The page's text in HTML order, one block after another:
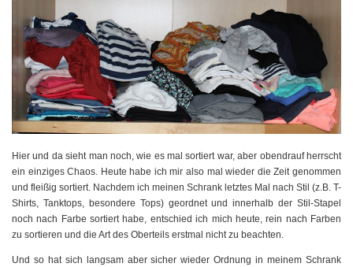
Hier und da sieht man noch, wie es mal sortiert war, aber obendrauf herrscht
ein einziges Chaos. Heute habe ich mir also mal wieder die Zeit genommen
und fleißig sortiert. Nachdem ich meinen Schrank letztes Mal nach Stil (z.B. T-
Shirts, Tanktops, besondere Tops) geordnet und innerhalb der Stil-Stapel
noch nach Farbe sortiert habe, entschied ich mich heute, rein nach Farben
zu sortieren und die Art des Oberteils erstmal nicht zu beachten.
Und so hat sich langsam aber sicher wieder Ordnung in meinem Schrank